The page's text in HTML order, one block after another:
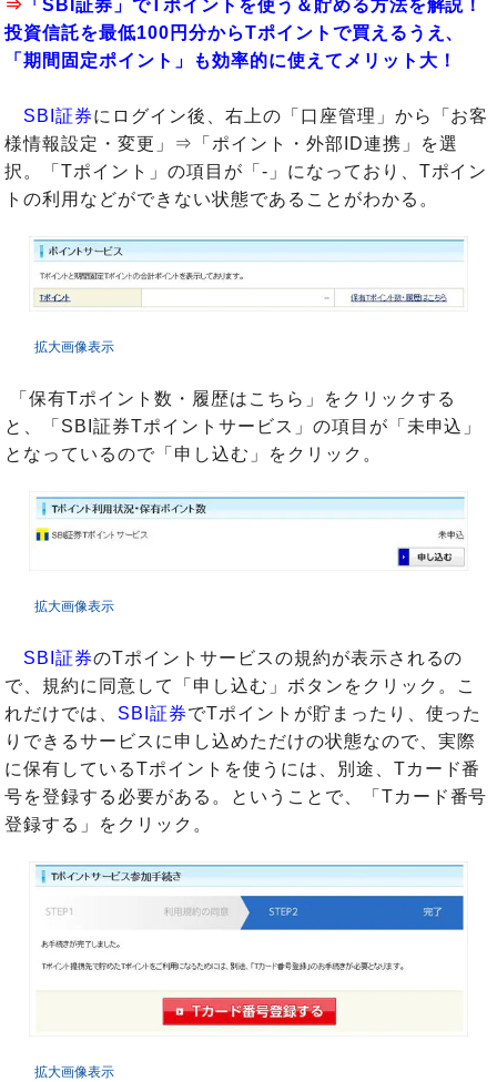
⇒ 「SBI証券」でTポイントを使う＆貯める方法を解説！
投資信託を最低100円分からTポイントで買えるうえ、
「期間固定ポイント」も効率的に使えてメリット大！
SBI証券にログイン後、右上の「口座管理」から「お客
様情報設定・変更」⇒「ポイント・外部ID連携」を選
択。「Tポイント」の項目が「-」になっており、Tポイン
トの利用などができない状態であることがわかる。
拡大画像表示
「保有Tポイント数・履歴はこちら」をクリックする
と、「SBI証券Tポイントサービス」の項目が「未申込」
となっているので「申し込む」をクリック。
拡大画像表示
SBI証券のTポイントサービスの規約が表示されるの
で、規約に同意して「申し込む」ボタンをクリック。こ
れだけでは、 SBI証券でTポイントが貯まったり、使った
りできるサービスに申し込めただけの状態なので、実際
に保有しているTポイントを使うには、別途、Tカード番
号を登録する必要がある。ということで、「Tカード番号
登録する」をクリック。
拡大画像表示